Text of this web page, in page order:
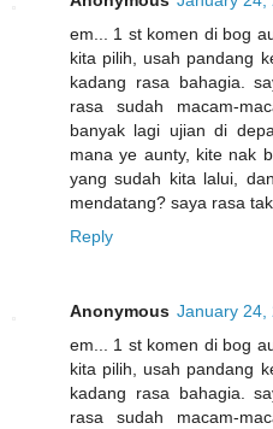
em... 1 st komen di bog
kita pilih, usah pandang
kadang rasa bahagia.
rasa sudah macam-
banyak lagi ujian di
mana ye aunty, kite nak
yang sudah kita lalui,
mendatang? saya rasa
Reply
Anonymous January 24,
em... 1 st komen di bog
kita pilih, usah pandang
kadang rasa bahagia.
rasa sudah macam-